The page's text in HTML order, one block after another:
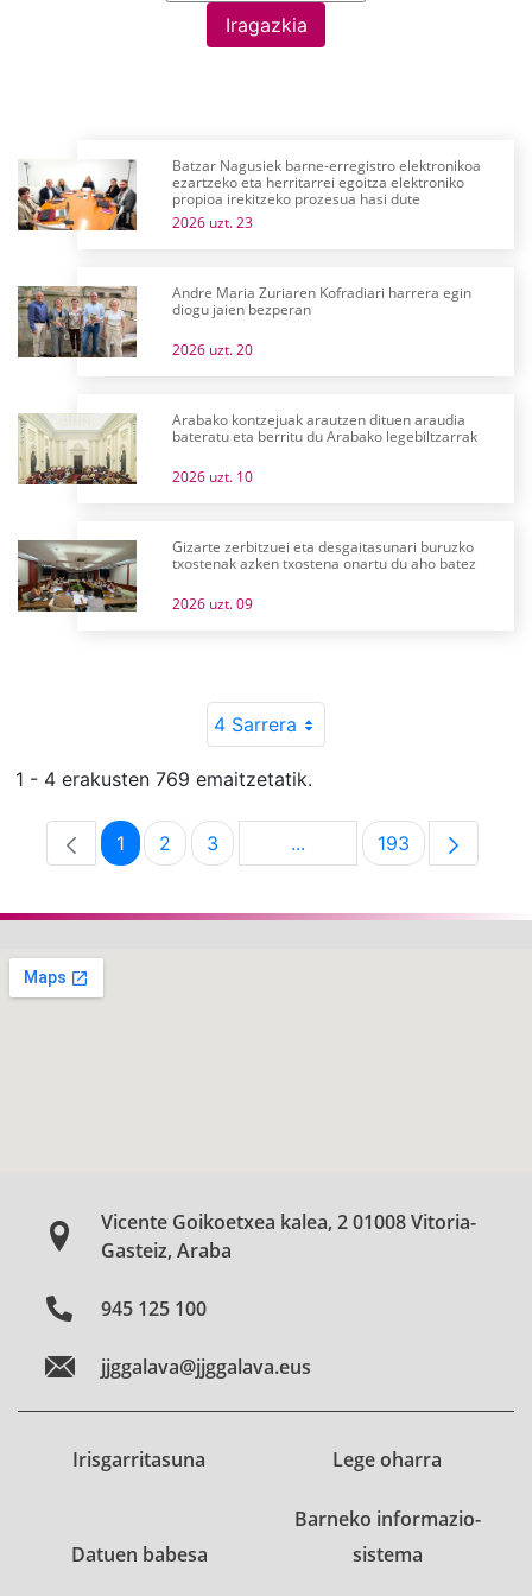
Iragazkia
Batzar Nagusiek barne-erregistro elektronikoa
ezartzeko eta herritarrei egoitza elektroniko
propioa irekitzeko prozesua hasi dute
2026 uzt. 23
Andre Maria Zuriaren Kofradiari harrera egin
diogu jaien bezperan
2026 uzt. 20
Arabako kontzejuak arautzen dituen araudia
bateratu eta berritu du Arabako legebiltzarrak
2026 uzt. 10
Gizarte zerbitzuei eta desgaitasunari buruzko
txostenak azken txostena onartu du aho batez
2026 uzt. 09
4 Sarrera
1 - 4 erakusten 769 emaitzetatik.
Orrialdea
1 Orrialdea
2 Orrialdea
3 ...Intermediate Pages Use
Orrialdea
193
Vicente Goikoetxea kalea, 2 01008 Vitoria-
Gasteiz, Araba
945 125 100
jjggalava@jjggalava.eus
Irisgarritasuna Lege oharra
Datuen babesa
Barneko informazio-
sistema